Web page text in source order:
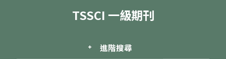
TSSCI 一級期刊
進階搜尋